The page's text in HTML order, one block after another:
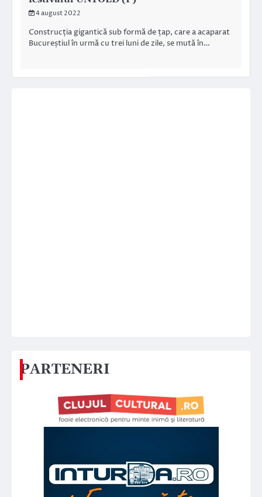
4 august 2022
Construcția gigantică sub formă de țap, care a acaparat
Bucureștiul în urmă cu trei luni de zile, se mută în…
PARTENERI